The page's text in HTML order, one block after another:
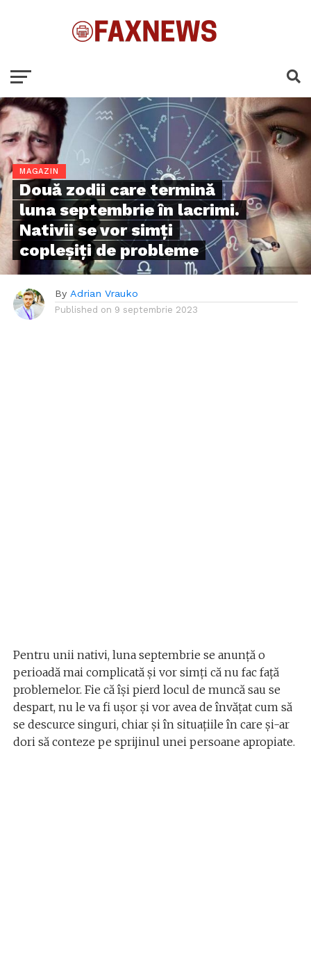
MAGAZIN
Două zodii care termină
luna septembrie în lacrimi.
Nativii se vor simți
copleșiți de probleme
By Adrian Vrauko
Published on 9 septembrie 2023
Pentru unii nativi, luna septembrie se anunță o
perioadă mai complicată și vor simți că nu fac față
problemelor. Fie că își pierd locul de muncă sau se
despart, nu le va fi ușor și vor avea de învățat cum să
se descurce singuri, chiar și în situațiile în care și-ar
dori să conteze pe sprijinul unei persoane apropiate.